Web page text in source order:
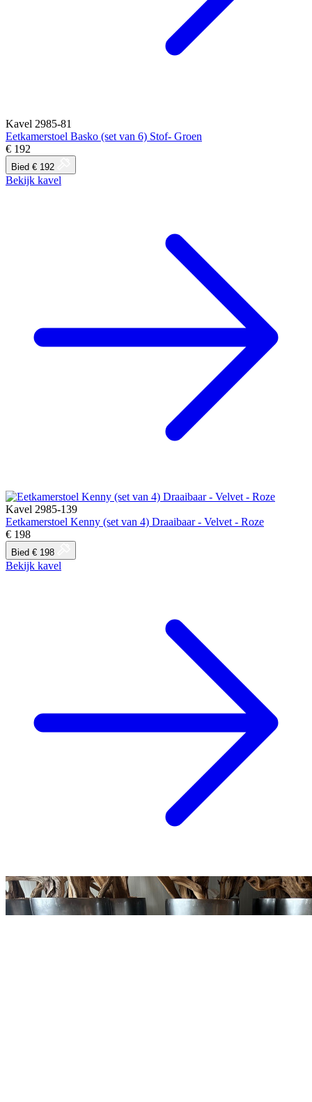
Kavel 2985-81
Eetkamerstoel Basko (set van 6) Stof- Groen
€ 192
Bied € 192
Bekijk kavel
Kavel 2985-139
Eetkamerstoel Kenny (set van 4) Draaibaar - Velvet - Roze
€ 198
Bied € 198
Bekijk kavel